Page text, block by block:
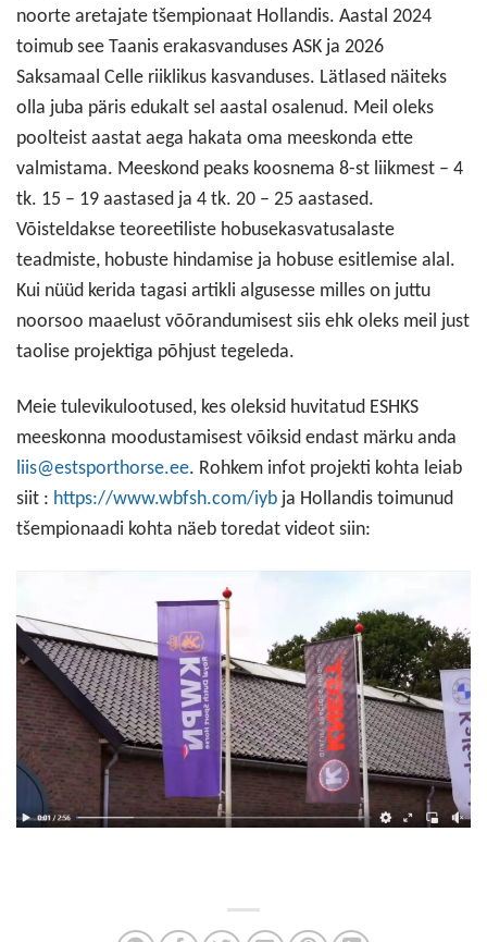
noorte aretajate tšempionaat Hollandis. Aastal 2024
toimub see Taanis erakasvanduses ASK ja 2026
Saksamaal Celle riiklikus kasvanduses. Lätlased näiteks
olla juba päris edukalt sel aastal osalenud. Meil oleks
poolteist aastat aega hakata oma meeskonda ette
valmistama. Meeskond peaks koosnema 8-st liikmest – 4
tk. 15 – 19 aastased ja 4 tk. 20 – 25 aastased.
Võisteldakse teoreetiliste hobusekasvatusalaste
teadmiste, hobuste hindamise ja hobuse esitlemise alal.
Kui nüüd kerida tagasi artikli algusesse milles on juttu
noorsoo maaelust võõrandumisest siis ehk oleks meil just
taolise projektiga põhjust tegeleda.
Meie tulevikulootused, kes oleksid huvitatud ESHKS
meeskonna moodustamisest võiksid endast märku anda
liis@estsporthorse.ee. Rohkem infot projekti kohta leiab
siit : https://www.wbfsh.com/iyb ja Hollandis toimunud
tšempionaadi kohta näeb toredat videot siin: